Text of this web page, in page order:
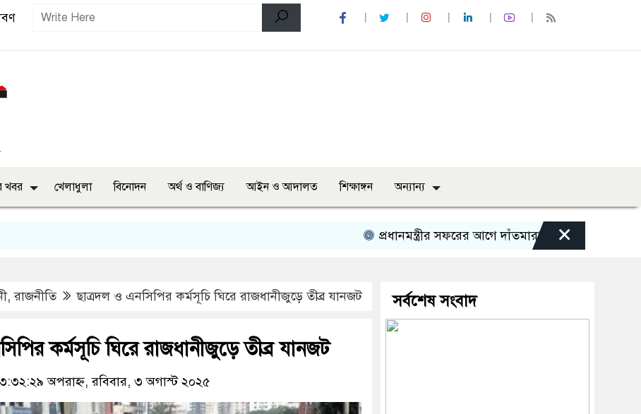
খবর খেলাধুলা বিনোদন অর্থ ও বাণিজ্য আইন ও আদালত শিক্ষাঙ্গন অন্যান্য
প্রধানমন্ত্রীর সফরের আগে দাঁতমারায় আ: লীগ নেতাদের
×
,রাজনীতি ছাত্রদল ও এনসিপির কর্মসূচি ঘিরে রাজধানীজুড়ে তীব্র যানজট
কর্মসূচি ঘিরে রাজধানীজুড়ে তীব্র যানজট
অপরাহ্ন, রবিবার, ৩ অগাস্ট ২০২৫
সর্বশেষ সংবাদ